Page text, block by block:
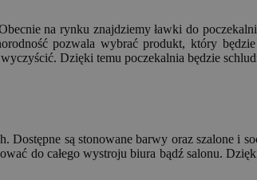
na rynku znajdziemy ławki do
pozwala wybrać produkt, który
Dzięki temu poczekalnia będzie
są stonowane barwy oraz szalone i
do całego wystroju biura bądź salonu.